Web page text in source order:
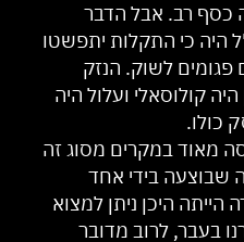
כסף רב. אבל הדבר
היה כי התקלות יתפשטו
פגומים לשוק. הנזק
קולוסאלי ועלול היה
כולו.
מאוד במקרים מסוג זה
שבוצעה בידי אחד
היכן ניתן למצוא
בעבר, לרוב מדובר